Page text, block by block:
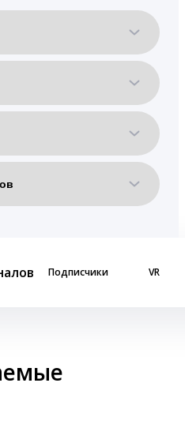
Подписчики VR